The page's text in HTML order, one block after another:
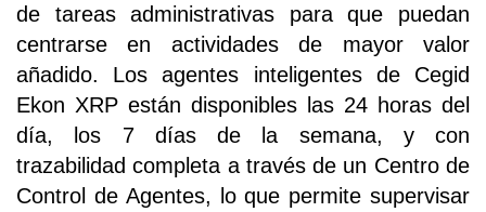
de tareas administrativas para que puedan
centrarse en actividades de mayor valor
añadido. Los agentes inteligentes de Cegid
Ekon XRP están disponibles las 24 horas del
día, los 7 días de la semana, y con
trazabilidad completa a través de un Centro de
Control de Agentes, lo que permite supervisar